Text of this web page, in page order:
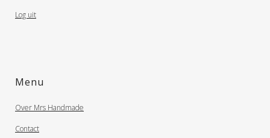
Log uit
Menu
Over Mrs Handmade
Contact